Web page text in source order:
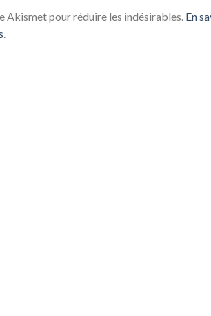
Akismet pour réduire les indésirables. En
.